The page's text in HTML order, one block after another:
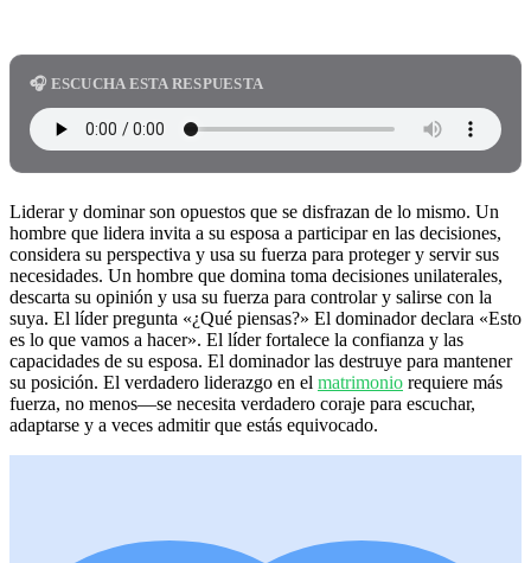
🎧 ESCUCHA ESTA RESPUESTA
Liderar y dominar son opuestos que se disfrazan de lo mismo. Un
hombre que lidera invita a su esposa a participar en las decisiones,
considera su perspectiva y usa su fuerza para proteger y servir sus
necesidades. Un hombre que domina toma decisiones unilaterales,
descarta su opinión y usa su fuerza para controlar y salirse con la
suya. El líder pregunta «¿Qué piensas?» El dominador declara «Esto
es lo que vamos a hacer». El líder fortalece la confianza y las
capacidades de su esposa. El dominador las destruye para mantener
su posición. El verdadero liderazgo en el matrimonio requiere más
fuerza, no menos—se necesita verdadero coraje para escuchar,
adaptarse y a veces admitir que estás equivocado.